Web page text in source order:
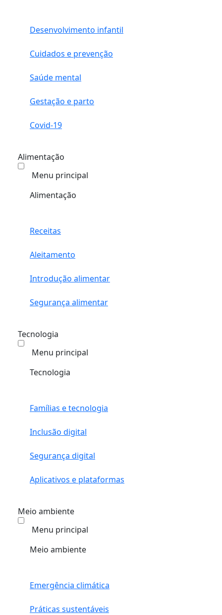
Desenvolvimento infantil
Cuidados e prevenção
Saúde mental
Gestação e parto
Covid-19
Alimentação
Menu principal
Alimentação
Receitas
Aleitamento
Introdução alimentar
Segurança alimentar
Tecnologia
Menu principal
Tecnologia
Famílias e tecnologia
Inclusão digital
Segurança digital
Aplicativos e plataformas
Meio ambiente
Menu principal
Meio ambiente
Emergência climática
Práticas sustentáveis